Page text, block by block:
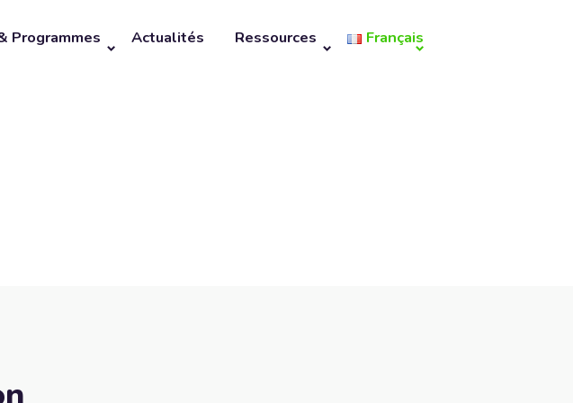
Programmes Actualités Ressources Français